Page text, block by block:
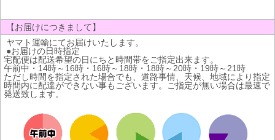
【お届けにつきまして】
ヤマト運輸にてお届けいたします。
●お届けの日時指定
宅配便は配送希望の日にちと時間帯をご指定出来ます。
午前中・14時～16時・16時～18時・18時～20時・19時～21時
ただし時間を指定された場合でも、道路事情、天候、地域により指定
時間内に配達ができない事もございます。ご指定が無い場合は最速で
発送致します。